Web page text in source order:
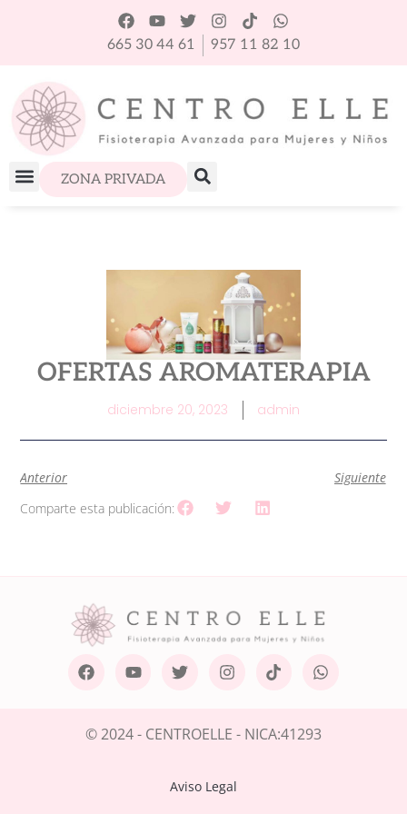
665 30 44 61 957 11 82 10
ZONA PRIVADA
OFERTAS AROMATERAPIA
diciembre 20, 2023 admin
Anterior
Siguiente
Comparte esta publicación:
© 2024 - CENTROELLE - NICA:41293
Aviso Legal